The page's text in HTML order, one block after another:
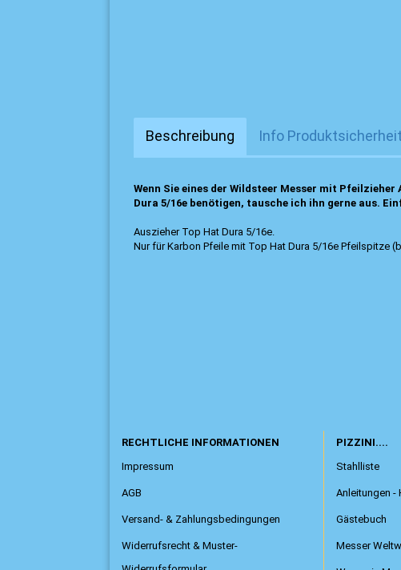
Beschreibung Info Produktsicherheit
Wenn Sie eines der Wildsteer Messer mit
Dura 5/16e benötigen, tausche ich ihn gerne aus.
Auszieher Top Hat Dura 5/16e.
Nur für Karbon Pfeile mit Top Hat Dura 5/16e Pfeilspitze
RECHTLICHE INFORMATIONEN
Impressum
AGB
Versand- & Zahlungsbedingungen
Widerrufsrecht & Muster-
PIZZINI....
Stahlliste
Anleitungen -
Gästebuch
Messer